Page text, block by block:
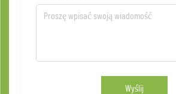
Wyślij